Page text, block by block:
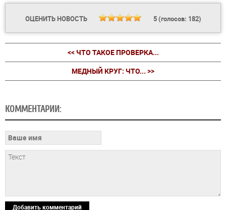
ОЦЕНИТЬ НОВОСТЬ 5(голосов: 182)
<< ЧТО ТАКОЕ ПРОВЕРКА...
МЕДНЫЙ КРУГ: ЧТО... >>
КОММЕНТАРИИ:
Добавить комментарий